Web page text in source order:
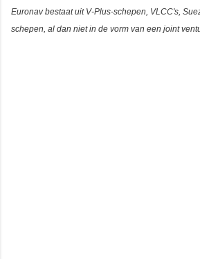
Euronav bestaat uit V-Plus-schepen, VLCC's,
schepen, al dan niet in de vorm van een joint